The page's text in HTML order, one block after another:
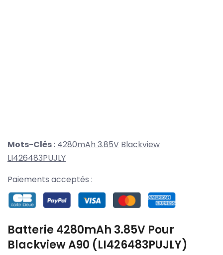
Mots-Clés : 4280mAh 3.85V Blackview
LI426483PUJLY
Paiements acceptés :
Batterie 4280mAh 3.85V Pour
Blackview A90 (LI426483PUJLY)